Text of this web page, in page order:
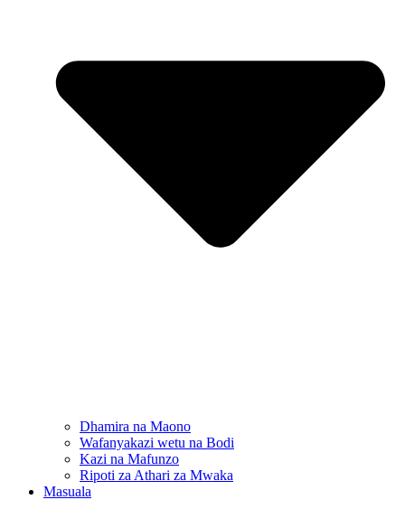
Dhamira na Maono
Wafanyakazi wetu na Bodi
Kazi na Mafunzo
Ripoti za Athari za Mwaka
Masuala